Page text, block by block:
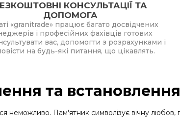
КОНСУЛЬТАЦІЇ ТА
ДОПОМОГА
«granitrade» працює багато досвідчених
і професійних фахівців готових
вас, допомогти з розрахунками і
на будь-які питання, що цікавлять.
та
неможливо. Пам'ятник символізує вічну любов,